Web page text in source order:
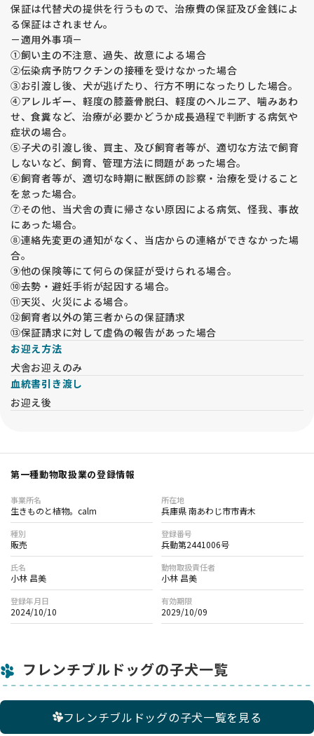
保証は代替犬の提供を行うもので、治療費の保証及び金銭によ
る保証はされません。
－適用外事項－
①飼い主の不注意、過失、故意による場合
②伝染病予防ワクチンの接種を受けなかった場合
③お引渡し後、犬が逃げたり、行方不明になったりした場合。
④アレルギー、軽度の膝蓋骨脱臼、軽度のヘルニア、噛みあわ
せ、食糞など、治療が必要かどうか成長過程で判断する病気や
症状の場合。
⑤子犬の引渡し後、買主、及び飼育者等が、適切な方法で飼育
しないなど、飼育、管理方法に問題があった場合。
⑥飼育者等が、適切な時期に獣医師の診察・治療を受けること
を怠った場合。
⑦その他、当犬舎の責に帰さない原因による病気、怪我、事故
にあった場合。
⑧連絡先変更の通知がなく、当店からの連絡ができなかった場
合。
⑨他の保険等にて何らの保証が受けられる場合。
⑩去勢・避妊手術が起因する場合。
⑪天災、火災による場合。
⑫飼育者以外の第三者からの保証請求
⑬保証請求に対して虚偽の報告があった場合
お迎え方法
犬舎お迎えのみ
血統書引き渡し
お迎え後
第一種動物取扱業の登録情報
事業所名
生きものと植物。calm
所在地
兵庫県 南あわじ市市青木
種別
販売
登録番号
兵動第2441006号
氏名
小林 昌美
動物取扱責任者
小林 昌美
登録年月日
2024/10/10
有効期限
2029/10/09
フレンチブルドッグの子犬一覧
フレンチブルドッグの子犬一覧を見る